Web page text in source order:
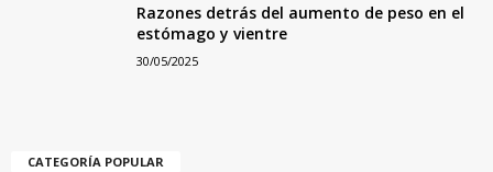
Razones detrás del aumento de peso en el
estómago y vientre
30/05/2025
CATEGORÍA POPULAR